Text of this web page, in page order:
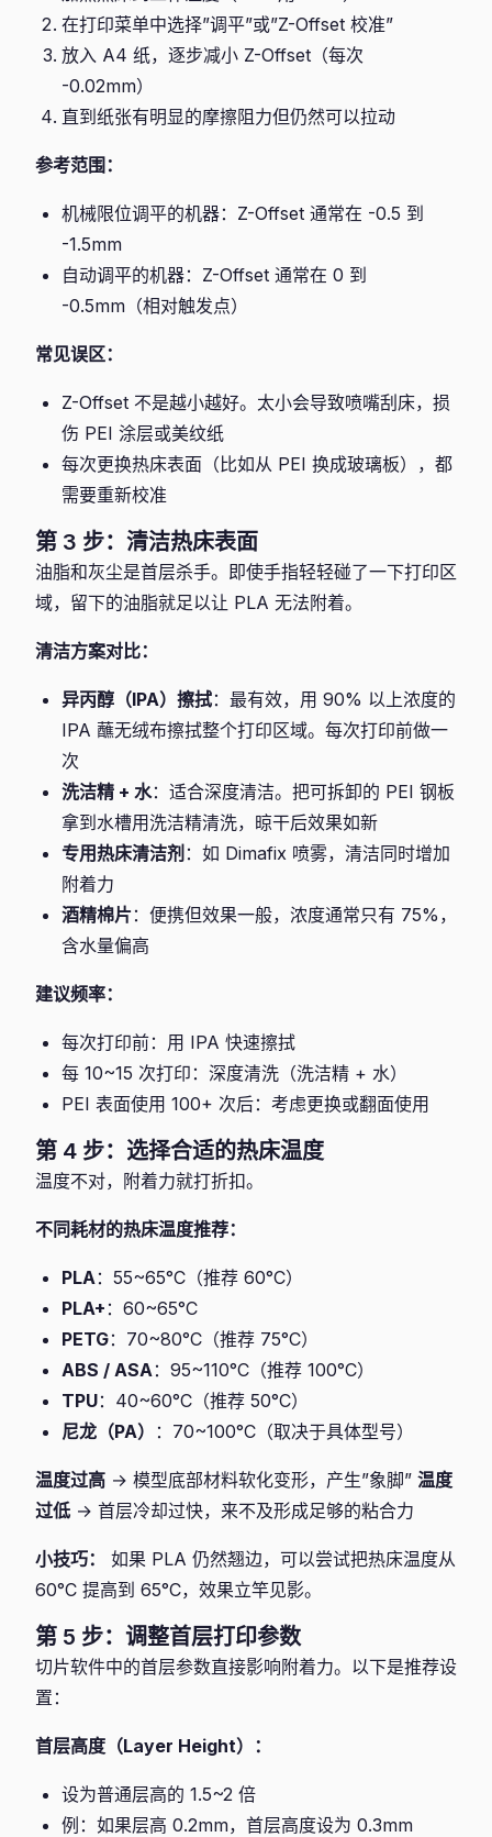
在打印菜单中选择”调平”或”Z-Offset 校准”
放入 A4 纸，逐步减小 Z-Offset（每次
-0.02mm）
直到纸张有明显的摩擦阻力但仍然可以拉动
参考范围：
机械限位调平的机器：Z-Offset 通常在 -0.5 到
-1.5mm
自动调平的机器：Z-Offset 通常在 0 到
-0.5mm（相对触发点）
常见误区：
Z-Offset 不是越小越好。太小会导致喷嘴刮床，损
伤 PEI 涂层或美纹纸
每次更换热床表面（比如从 PEI 换成玻璃板），都
需要重新校准
第 3 步：清洁热床表面
油脂和灰尘是首层杀手。即使手指轻轻碰了一下打印区
域，留下的油脂就足以让 PLA 无法附着。
清洁方案对比：
异丙醇（IPA）擦拭：最有效，用 90% 以上浓度的
IPA 蘸无绒布擦拭整个打印区域。每次打印前做一
次
洗洁精 + 水：适合深度清洁。把可拆卸的 PEI 钢板
拿到水槽用洗洁精清洗，晾干后效果如新
专用热床清洁剂 ：如 Dimafix 喷雾，清洁同时增加
附着力
酒精棉片：便携但效果一般，浓度通常只有 75%，
含水量偏高
建议频率：
每次打印前：用 IPA 快速擦拭
每 10~15 次打印：深度清洗（洗洁精 + 水）
PEI 表面使用 100+ 次后：考虑更换或翻面使用
第 4 步：选择合适的热床温度
温度不对，附着力就打折扣。
不同耗材的热床温度推荐：
PLA：55~65°C（推荐 60°C）
PLA+ ：60~65°C
PETG：70~80°C（推荐 75°C）
ABS / ASA：95~110°C（推荐 100°C）
TPU：40~60°C（推荐 50°C）
尼龙（PA）
：70~100°C（取决于具体型号）
温度过高 → 模型底部材料软化变形，产生”象脚” 温度
过低 → 首层冷却过快，来不及形成足够的粘合力
小技巧：
如果 PLA 仍然翘边，可以尝试把热床温度从
60°C 提高到 65°C，效果立竿见影。
第 5 步：调整首层打印参数
切片软件中的首层参数直接影响附着力。以下是推荐设
置：
首层高度（Layer Height）：
设为普通层高的 1.5~2 倍
例：如果层高 0.2mm，首层高度设为 0.3mm